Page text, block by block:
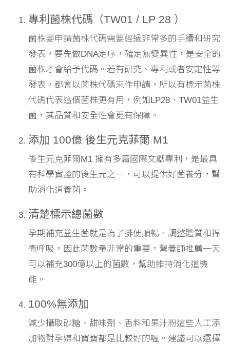
專利菌株代碼（TW01 / LP 28 ）
菌株要申請菌株代碼需要經過非常多的手續和研究
發表，要先做DNA定序，確定無變異性，是安全的
菌株才會給予代碼。若有研究、專利或者安定性等
發表，都會以菌株代碼來作申請，所以有標示菌株
代碼代表這個菌株更有用，例如LP28、TW01益生
菌，其品質和安全性會更有保障。
添加 100億 後生元克菲爾 M1
後生元克菲爾M1 擁有多篇國際文獻專利，是最具
有科學實證的後生元之一，可以提供好菌養分，幫
助消化道養菌。
清楚標示總菌數
孕期補充益生菌就是為了排便順暢、調整體質和捍
衛呼吸，因此菌數量非常的重要，營養師推薦一天
可以補充300億以上的菌數，幫助維持消化道機
能。
100%無添加
減少攝取砂糖、甜味劑、香料和果汁粉這些人工添
加物對孕婦和寶寶都是比較好的喔。建議可以選擇